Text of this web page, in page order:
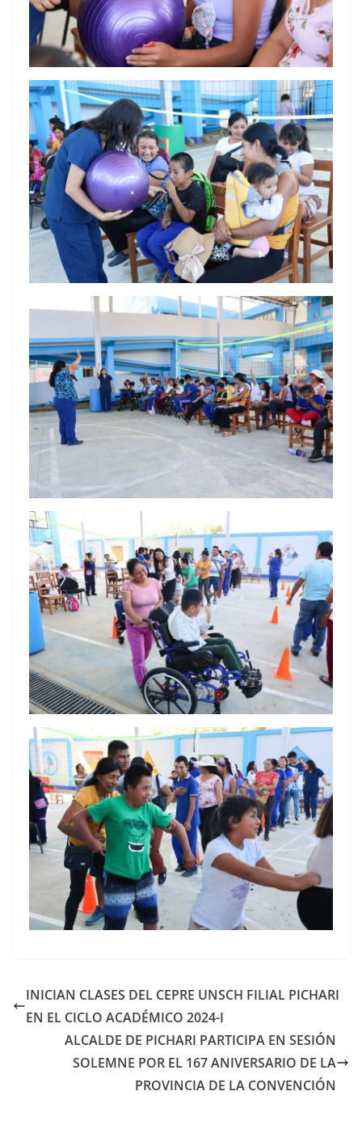
INICIAN CLASES DEL CEPRE UNSCH FILIAL PICHARI
EN EL CICLO ACADÉMICO 2024-I
ALCALDE DE PICHARI PARTICIPA EN SESIÓN
SOLEMNE POR EL 167 ANIVERSARIO DE LA
PROVINCIA DE LA CONVENCIÓN